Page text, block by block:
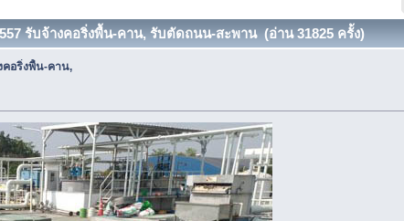
รับจ้างคอริ่งพื้น-คาน, รับตัดถนน-สะพาน (อ่าน 31825 ครั้ง)
คอริ่งพื้น-คาน,